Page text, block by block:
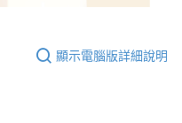
顯示電腦版詳細說明